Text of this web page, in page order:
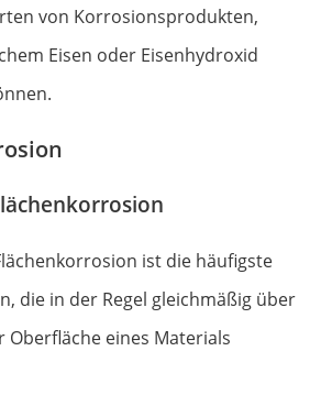
von Korrosionsprodukten,
Eisen oder Eisenhydroxid
ist die häufigste
die in der Regel gleichmäßig über
Oberfläche eines Materials